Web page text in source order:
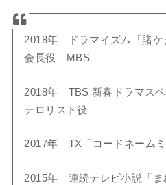
2018年 ドラマイズム「賭
会長役 MBS
2018年 TBS 新春ドラマスペ
テロリスト役
2017年 TX「コードネーム
2015年 連続テレビ小説「ま